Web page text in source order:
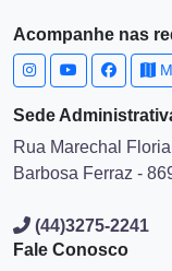
Acompanhe nas
Sede
Rua Marechal
Barbosa Ferraz -
(44)3275-2241
Fale Conosco